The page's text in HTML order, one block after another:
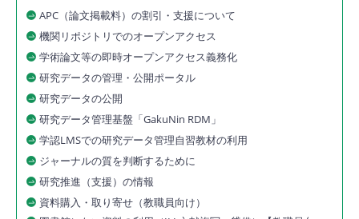
APC（論文掲載料）の割引・支援について
機関リポジトリでのオープンアクセス
学術論文等の即時オープンアクセス義務化
研究データの管理・公開ポータル
研究データの公開
研究データ管理基盤「GakuNin RDM」
学認LMSでの研究データ管理自習教材の利用
ジャーナルの質を判断するために
研究推進（支援）の情報
資料購入・取り寄せ（教職員向け）